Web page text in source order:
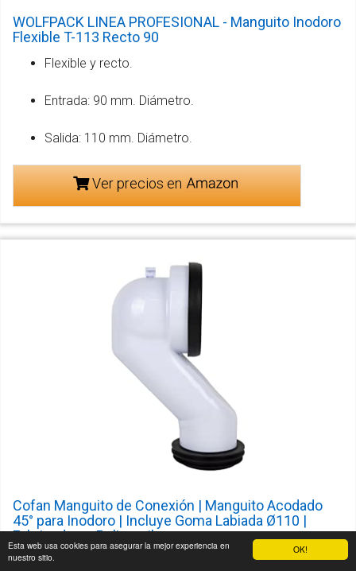
OK!
Esta web usa cookies para asegurar la mejor experiencia en
nuestro sitio.
WOLFPACK LINEA PROFESIONAL - Manguito Inodoro
Flexible T-113 Recto 90
Flexible y recto.
Entrada: 90 mm. Diámetro.
Salida: 110 mm. Diámetro.
Ver precios en
Cofan Manguito de Conexión | Manguito Acodado
45° para Inodoro | Incluye Goma Labiada Ø110 |
Fabricado en Polipropileno
[Alta Calidad] El Manguito de conexión acodado de